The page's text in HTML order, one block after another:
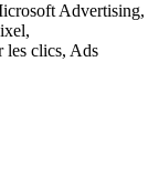
Advertising,
les clics, Ads